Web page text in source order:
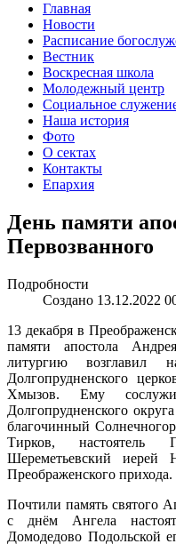
Главная
Новости
Расписание
Вестник
Воскресная школа
Молодежный центр
Социальное
Наша история
Фото
О сектах
Контакты
Епархия
День памяти
Первозванного
Подробности
Создано 13.12.2022
13 декабря в
памяти апостола
литургию возглавил
Долгопрудненского
Хмызов. Ему
Долгопрудненского
благочинный
Тирков,
Шереметьевский иерей
Преображенского прихода.
Почтили память святого
с днём Ангела
Домодедово Подольской